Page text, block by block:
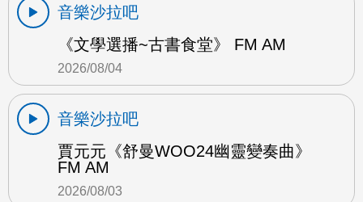
音樂沙拉吧
《文學選播~古書食堂》 FM AM
2026/08/04
音樂沙拉吧
賈元元《舒曼WOO24幽靈變奏曲》
FM AM
2026/08/03